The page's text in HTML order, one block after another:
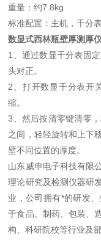
重量：约7.8kg
标准配置：主机，千分表
数显式西林瓶壁厚测厚
1、通过数显千分表固
头对正。
2、打开数显千分表开
缩。
3、然后按清零键清零
之间，轻轻旋转和上下
壁不同位置的厚度。
山东威申电子科技有限
理论研究及检测仪器研
业，公司拥有*的研发
于食品、制药、包装、
构、科研院校等行业及部